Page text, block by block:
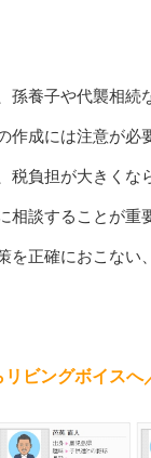
孫養子や代襲相続
作成には注意が必
税負担が大きくな
相談することが重
を正確におこない
ビングボイスへ